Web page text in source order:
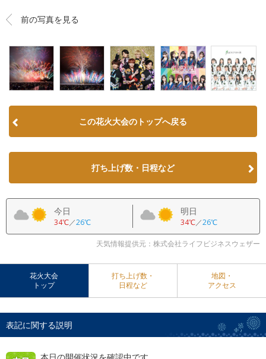
前の写真を見る
この花火大会のトップへ戻る
打ち上げ数・日程など
今日
34℃／26℃
明日
34℃／26℃
天気情報提供元：株式会社ライフビジネスウェザー
花火大会
トップ
打ち上げ数・
日程など
地図・
アクセス
表記に関する説明